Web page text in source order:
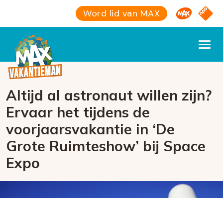
Word lid van MAX Omroep
NPO
Altijd al astronaut willen zijn?
Ervaar het tijdens de
voorjaarsvakantie in ‘De
Grote Ruimteshow’ bij Space
Expo